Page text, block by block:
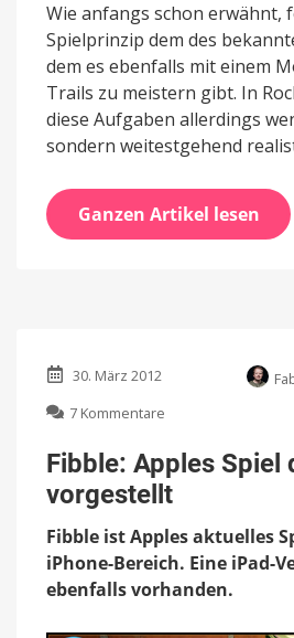
Wie anfangs schon erwähnt,
Spielprinzip dem des
dem es ebenfalls mit einem
Trails zu meistern gibt. In
diese Aufgaben allerdings
sondern weitestgehend
Ganzen Artikel lesen
30. März 2012
7 Kommentare
Apples
Spiel
der
vorgestellt
Fibble: Apples Spiel
vorgestellt
Fibble ist Apples aktuelles
iPhone-Bereich. Eine iPad-
ebenfalls vorhanden.